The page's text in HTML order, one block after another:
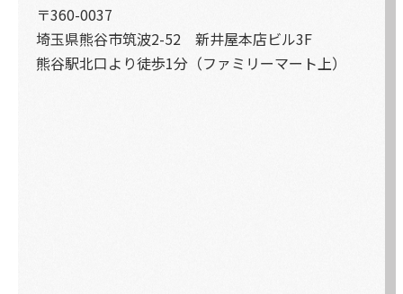
〒360-0037
埼玉県熊谷市筑波2-52 新井屋本店ビル3F
熊谷駅北口より徒歩1分（ファミリーマート上）